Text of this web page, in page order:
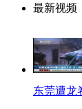
最新视频
东莞遭龙